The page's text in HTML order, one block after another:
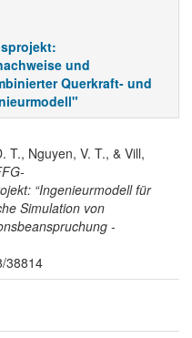
und
Querkraft- und
T., Nguyen, V. T., & Vill,
“Ingenieurmodell für
Simulation von
-
38814